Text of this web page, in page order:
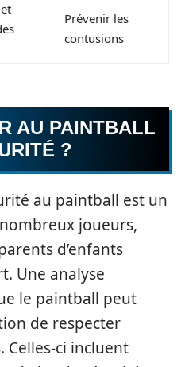
Prévenir les
contusions
AU PAINTBALL
?
au paintball est un
joueurs,
d’enfants
Une analyse
le paintball peut
de respecter
Celles-ci incluent